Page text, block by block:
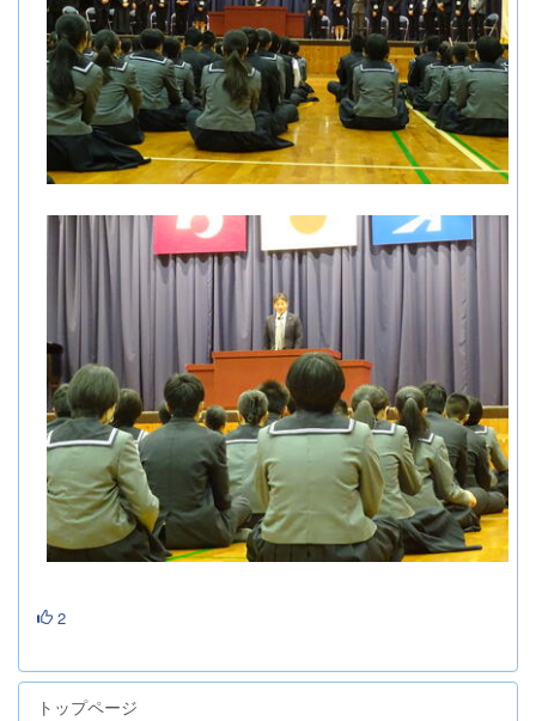
2
トップページ